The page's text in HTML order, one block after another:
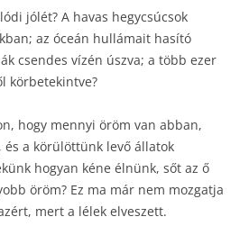
jólét? A havas hegycsúcsok
az óceán hullámait hasító
csendes vízén úszva; a több ezer
körbetekintve?
hogy mennyi öröm van abban,
és a körülöttünk levő állatok
hogyan kéne élnünk, sőt az ő
öröm? Ez ma már nem mozgatja
mert a lélek elveszett.